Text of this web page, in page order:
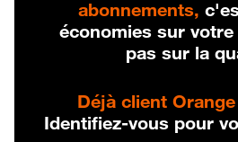
abonnements,
économies sur
pas sur la
Déjà client
Identifiez-vous pour